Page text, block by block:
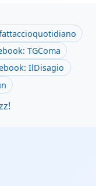
TGComa
IlDisagio